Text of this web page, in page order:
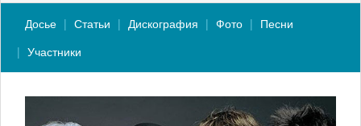
Досье Статьи Дискография Фото
Песни
Участники